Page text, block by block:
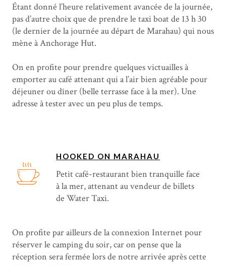
Étant donné l’heure relativement avancée de la journée,
pas d’autre choix que de prendre le taxi boat de 13 h 30
(le dernier de la journée au départ de Marahau) qui nous
mène à Anchorage Hut.
On en profite pour prendre quelques victuailles à
emporter au café attenant qui a l’air bien agréable pour
déjeuner ou dîner (belle terrasse face à la mer). Une
adresse à tester avec un peu plus de temps.
HOOKED ON MARAHAU
Petit café-restaurant bien tranquille face
à la mer, attenant au vendeur de billets
de Water Taxi.
On profite par ailleurs de la connexion Internet pour
réserver le camping du soir, car on pense que la
réception sera fermée lors de notre arrivée après cette